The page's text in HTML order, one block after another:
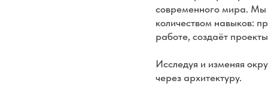
современного мира. Мы
количеством навыков:
работе, создаёт
Исследуя и изменяя
через архитектуру.